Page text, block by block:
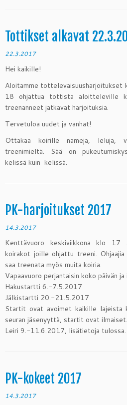
Tottikset alkavat
22.3.2017
Hei kaikille!
Aloitamme
18 ohjattua tottista aloitteleville
treenanneet jatkavat harjoituksia.
Tervetuloa uudet ja vanhat!
Ottakaa koirille nameja, leluja,
treenimieltä. Sää on
kelissä kuin kelissä.
PK-harjoitukset 2017
14.3.2017
Kenttävuoro keskiviikkona klo
koirakot joille ohjattu treeni.
saa treenata myös muita koiria.
Vapaavuoro perjantaisin koko päivän ja
Hakustartti 6.-7.5.2017
Jälkistartti 20.-21.5.2017
Startit ovat avoimet kaikille lajeista
seuran jäsenyyttä, startit ovat ilmaiset.
Leiri 9.-11.6.2017, lisätietoja tulossa.
PK-kokeet 2017
14.3.2017